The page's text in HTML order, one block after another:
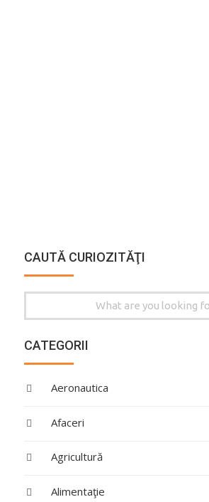
CAUTĂ CURIOZITĂŢI
Search
CATEGORII
Aeronautica
Afaceri
Agricultură
Alimentaţie